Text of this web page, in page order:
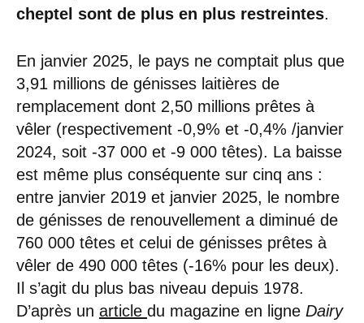
cheptel sont de plus en plus restreintes.
En janvier 2025, le pays ne comptait plus que
3,91 millions de génisses laitières de
remplacement dont 2,50 millions prêtes à
vêler (respectivement -0,9% et -0,4% /janvier
2024, soit -37 000 et -9 000 têtes). La baisse
est même plus conséquente sur cinq ans :
entre janvier 2019 et janvier 2025, le nombre
de génisses de renouvellement a diminué de
760 000 têtes et celui de génisses prêtes à
vêler de 490 000 têtes (-16% pour les deux).
Il s’agit du plus bas niveau depuis 1978.
D’après un article du magazine en ligne Dairy